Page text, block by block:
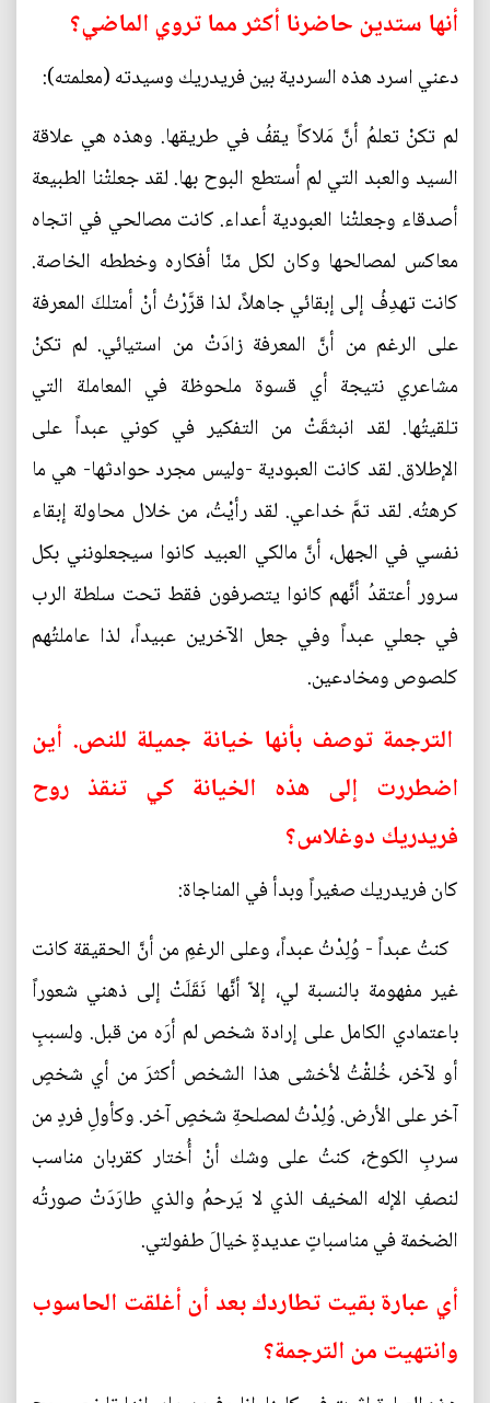
أنها ستدين حاضرنا أكثر مما تروي الماضي؟
دعني اسرد هذه السردية بين فريدريك وسيدته (معلمته):
لم تكنْ تعلمُ أنَّ مَلاكاً يقفُ في طريقها. وهذه هي علاقة
السيد والعبد التي لم أستطع البوح بها. لقد جعلتْنا الطبيعة
أصدقاء وجعلتْنا العبودية أعداء. كانت مصالحي في اتجاه
معاكس لمصالحها وكان لكل منّا أفكاره وخططه الخاصة.
كانت تهدِفُ إلى إبقائي جاهلاً، لذا قرَّرْتُ أنْ أمتلكَ المعرفة
على الرغم من أنَّ المعرفة زادَتْ من استيائي. لم تكنْ
مشاعري نتيجة أي قسوة ملحوظة في المعاملة التي
تلقيتُها. لقد انبثقَتْ من التفكير في كوني عبداً على
الإطلاق. لقد كانت العبودية -وليس مجرد حوادثها- هي ما
كرهتُه. لقد تمَّ خداعي. لقد رأيْتُ، من خلال محاولة إبقاء
نفسي في الجهل، أنَّ مالكي العبيد كانوا سيجعلونني بكل
سرور أعتقدُ أنَّهم كانوا يتصرفون فقط تحت سلطة الرب
في جعلي عبداً وفي جعل الآخرين عبيداً، لذا عاملتُهم
كلصوص ومخادعين.
الترجمة توصف بأنها خيانة جميلة للنص. أين
اضطررت إلى هذه الخيانة كي تنقذ روح
فريدريك دوغلاس؟
كان فريدريك صغيراً وبدأ في المناجاة:
كنتُ عبداً - وُلِدْتُ عبداً، وعلى الرغمِ من أنَّ الحقيقة كانت
غير مفهومة بالنسبة لي، إلاّ أنَّها نَقَلَتْ إلى ذهني شعوراً
باعتمادي الكامل على إرادة شخص لم أرَه من قبل. ولسببٍ
أو لآخر، خُلقْتُ لأخشى هذا الشخص أكثرَ من أي شخصٍ
آخر على الأرض. وُلِدْتُ لمصلحةِ شخصٍ آخر. وكأولِ فردٍ من
سربِ الكوخ، كنتُ على وشك أنْ أُختار كقربان مناسب
لنصفِ الإله المخيف الذي لا يَرحمُ والذي طارَدَتْ صورتُه
الضخمة في مناسباتٍ عديدةٍ خيالَ طفولتي.
أي عبارة بقيت تطاردك بعد أن أغلقت الحاسوب
وانتهيت من الترجمة؟